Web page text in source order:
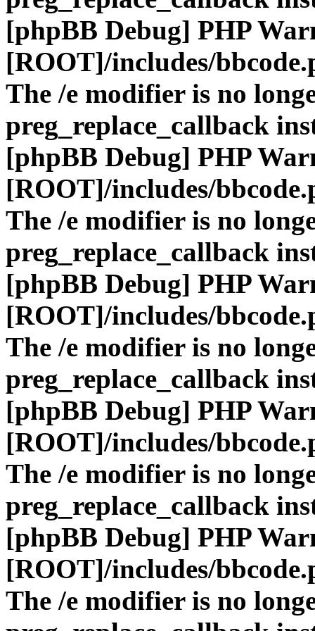
[phpBB Debug] PHP
[ROOT]/includes/
The /e modifier is no
preg_replace_callback
[phpBB Debug] PHP
[ROOT]/includes/
The /e modifier is no
preg_replace_callback
[phpBB Debug] PHP
[ROOT]/includes/
The /e modifier is no
preg_replace_callback
[phpBB Debug] PHP
[ROOT]/includes/
The /e modifier is no
preg_replace_callback
[phpBB Debug] PHP
[ROOT]/includes/
The /e modifier is no